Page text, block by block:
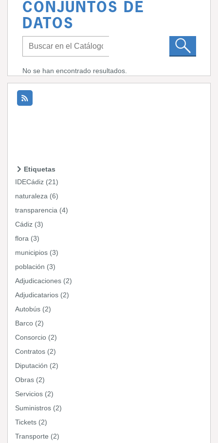
CONJUNTOS DE
DATOS
No se han encontrado resultados.
Etiquetas
IDECádiz (21)
naturaleza (6)
transparencia (4)
Cádiz (3)
flora (3)
municipios (3)
población (3)
Adjudicaciones (2)
Adjudicatarios (2)
Autobús (2)
Barco (2)
Consorcio (2)
Contratos (2)
Diputación (2)
Obras (2)
Servicios (2)
Suministros (2)
Tickets (2)
Transporte (2)